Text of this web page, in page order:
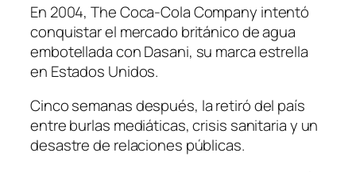
En 2004, The Coca-Cola Company intentó
conquistar el mercado británico de agua
embotellada con Dasani, su marca estrella
en Estados Unidos.
Cinco semanas después, la retiró del país
entre burlas mediáticas, crisis sanitaria y un
desastre de relaciones públicas.